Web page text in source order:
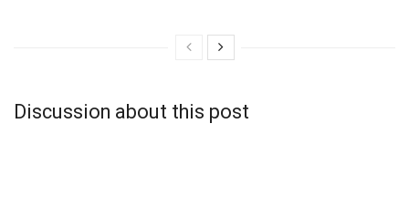
Discussion about this post